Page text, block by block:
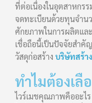
ที่ต่อเนื่องในอุตสาหกร
จดทะเบียนด้วยทุนจำน
ศักยภาพในการผลิตแล
เชื่อถือนี้เป็นปัจจัยสำคั
วัสดุก่อสร้าง บริษัทสร้า
ทำไมต้องเลื
ไวร์เมชคุณภาพคืออะไ